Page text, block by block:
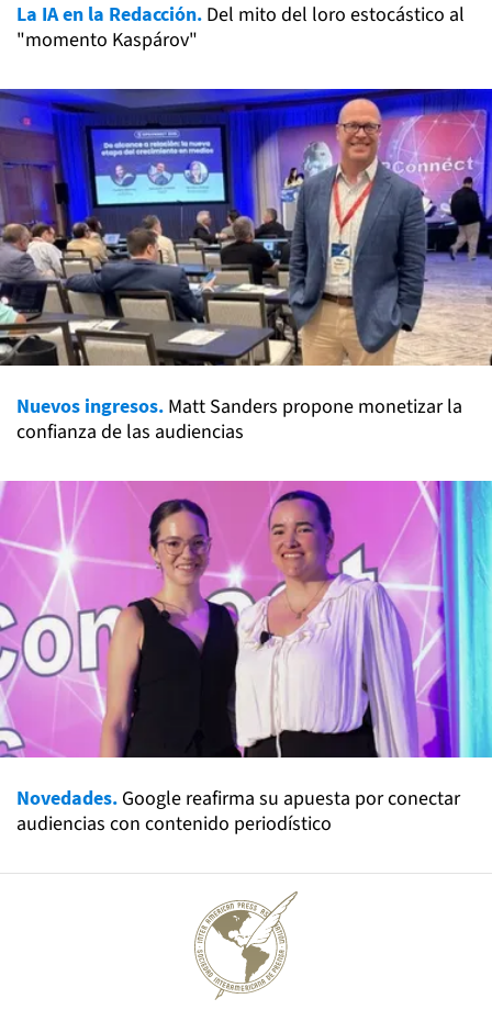
La IA en la Redacción. Del mito del loro estocástico al
"momento Kaspárov"
Nuevos ingresos. Matt Sanders propone monetizar la
confianza de las audiencias
Novedades. Google reafirma su apuesta por conectar
audiencias con contenido periodístico